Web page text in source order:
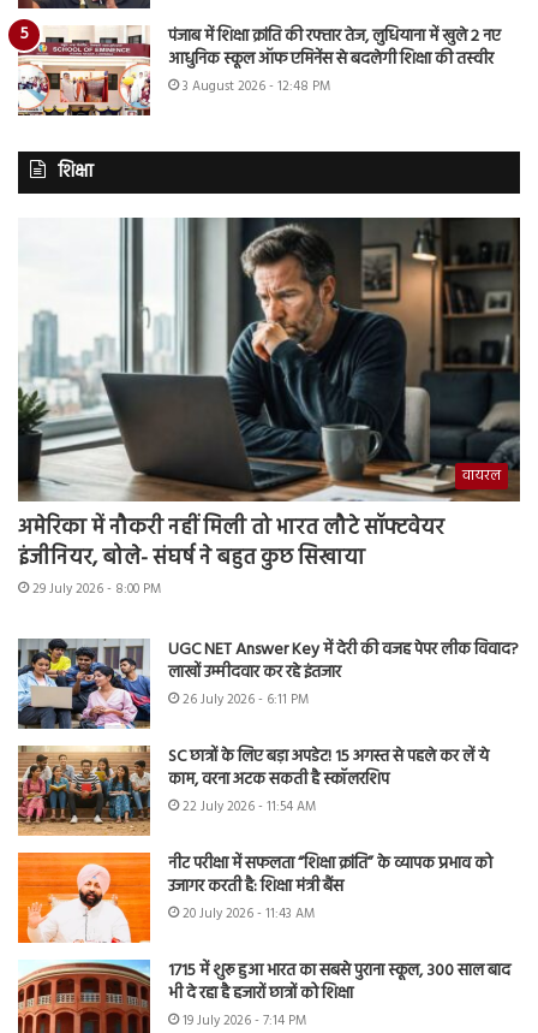
पंजाब में शिक्षा क्रांति की रफ्तार तेज, लुधियाना में खुले 2 नए
आधुनिक स्कूल ऑफ एमिनेंस से बदलेगी शिक्षा की तस्वीर
3 August 2026 - 12:48 PM
शिक्षा
वायरल
अमेरिका में नौकरी नहीं मिली तो भारत लौटे सॉफ्टवेयर
इंजीनियर, बोले- संघर्ष ने बहुत कुछ सिखाया
29 July 2026 - 8:00 PM
UGC NET Answer Key में देरी की वजह पेपर लीक विवाद?
लाखों उम्मीदवार कर रहे इंतजार
26 July 2026 - 6:11 PM
SC छात्रों के लिए बड़ा अपडेट! 15 अगस्त से पहले कर लें ये
काम, वरना अटक सकती है स्कॉलरशिप
22 July 2026 - 11:54 AM
नीट परीक्षा में सफलता “शिक्षा क्रांति” के व्यापक प्रभाव को
उजागर करती है: शिक्षा मंत्री बैंस
20 July 2026 - 11:43 AM
1715 में शुरू हुआ भारत का सबसे पुराना स्कूल, 300 साल बाद
भी दे रहा है हजारों छात्रों को शिक्षा
19 July 2026 - 7:14 PM